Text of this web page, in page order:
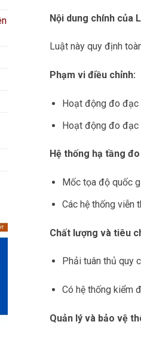
Nội dung chính của
Luật này quy định
Phạm vi điều chỉnh:
Hoạt động đo đạc
Hoạt động đo đạc
Hệ thống hạ tầng
Mốc tọa độ quốc
Các hệ thống viễn
Chất lượng và tiêu
Phải tuân thủ quy
Có hệ thống kiểm
Quản lý và bảo vệ